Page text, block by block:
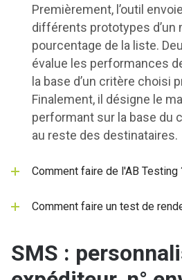
Premièrement, l’outil
différents prototypes d’un
pourcentage de la liste.
évalue les performances
la base d’un critère choisi
Finalement, il désigne le
performant sur la base du
au reste des destinataires.
Comment faire de l'AB Testing
Comment faire un test de
SMS :